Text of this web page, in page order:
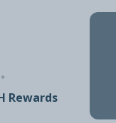
Rewards